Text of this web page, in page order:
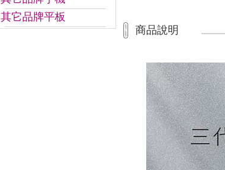
其它品牌平板
商品說明